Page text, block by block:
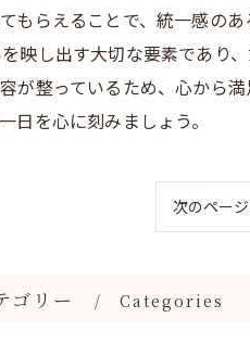
もらえることで、統一感のあ
映し出す大切な要素であり
が整っているため、心から満
を心に刻みましょう。
次のペー
ゴリー Categories